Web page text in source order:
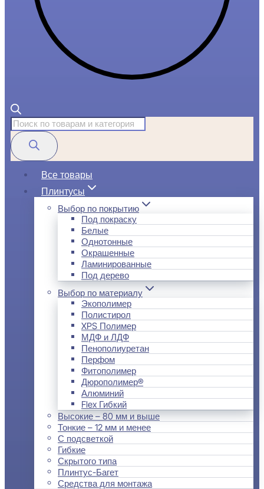
Поиск
товаров
Все товары
Плинтусы
Выбор по покрытию
Под покраску
Белые
Однотонные
Окрашенные
Ламинированные
Под дерево
Выбор по материалу
Экополимер
Полистирол
XPS Полимер
МДФ и ЛДФ
Пенополиуретан
Перфом
Фитополимер
Дюрополимер®
Алюминий
Flex Гибкий
Высокие – 80 мм и выше
Тонкие – 12 мм и менее
С подсветкой
Гибкие
Скрытого типа
Плинтус-Багет
Средства для монтажа